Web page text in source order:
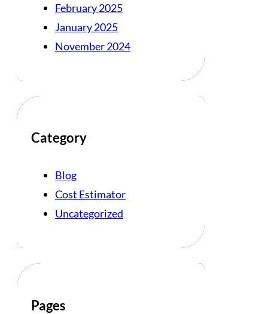
February 2025
January 2025
November 2024
Category
Blog
Cost Estimator
Uncategorized
Pages